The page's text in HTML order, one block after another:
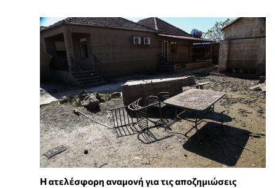
Η ατελέσφορη αναμονή για τις αποζημιώσεις